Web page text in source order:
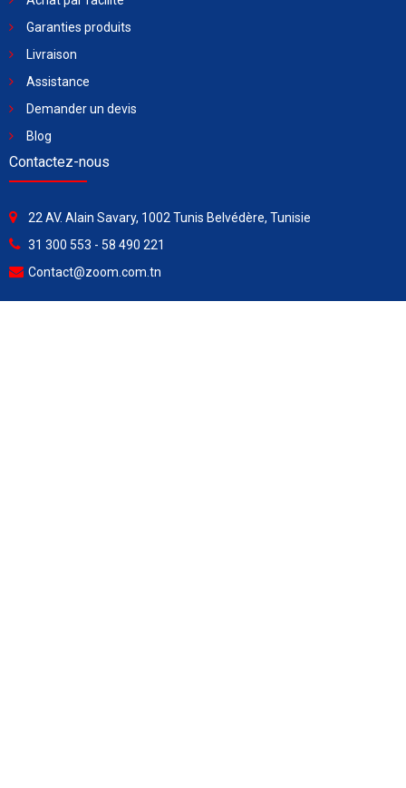
Garanties produits
Livraison
Assistance
Demander un devis
Blog
Contactez-nous
22 AV. Alain Savary, 1002 Tunis Belvédère, Tunisie
31 300 553 - 58 490 221
Contact@zoom.com.tn